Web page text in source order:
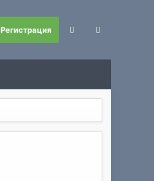
Регистрация